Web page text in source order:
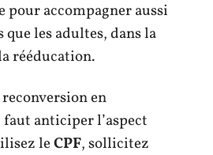
pour accompagner aussi
que les adultes, dans la
rééducation.
en
anticiper l’aspect
leCPF, sollicitez